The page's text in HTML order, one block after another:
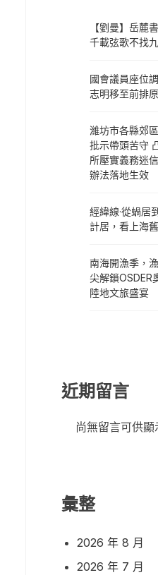
【劉曼】岳麓
千載弦歌不找
國會議員座位
志明移至前排
濰坊市各縣郊
批示帶頭苦守
所壓實義務迷
辦法落地生效
經緯線·從蝸居
計居，看上海
南海開漁季，
尖解鎖OSDER
陸地文旅盛宴
近期留言
尚無留言可供顯
彙整
2026 年 8 月
2026 年 7 月